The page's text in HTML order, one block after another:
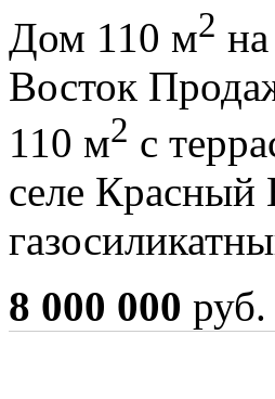
Дом 110 м2
Восток
110 м2 с
селе Красный
8 000 000 руб.